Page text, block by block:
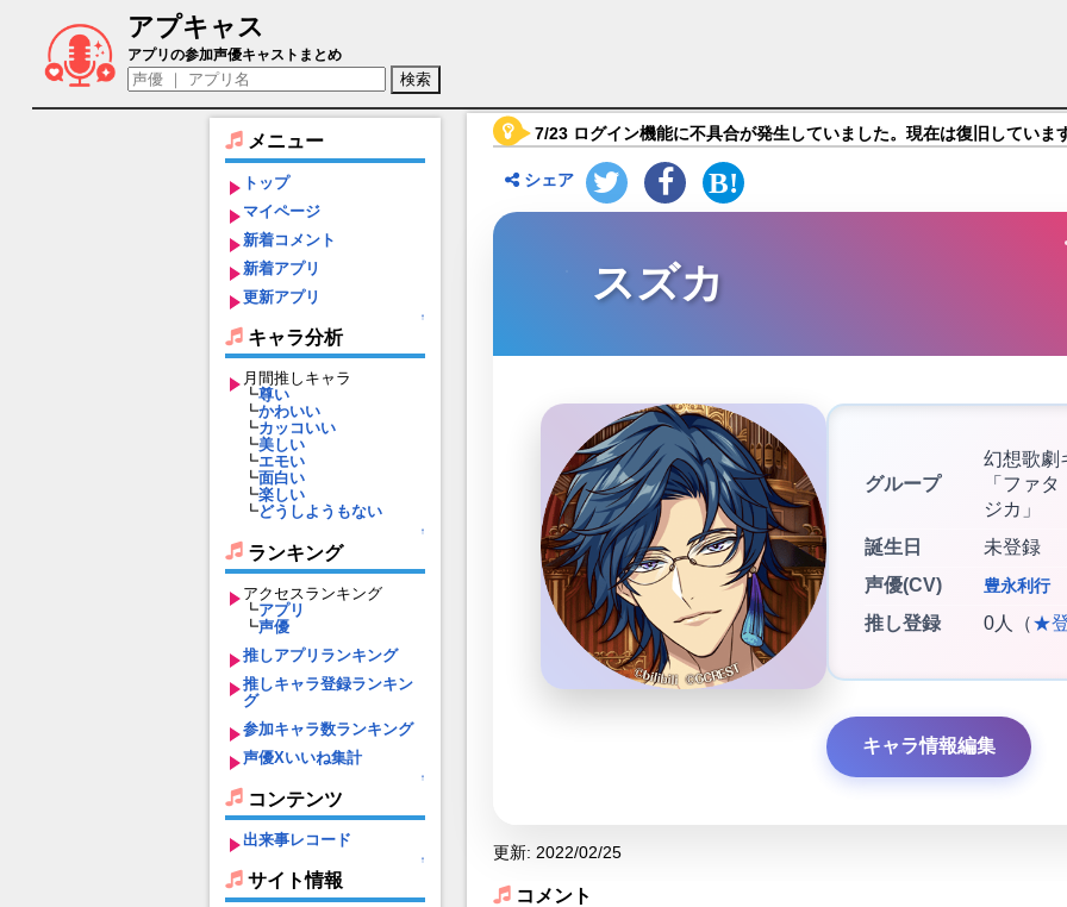
アプキャス
スズカ（声優：豊永利行)【夢職人と忘れじの黒い妖精】キャラ紹介
アプリの参加声優キャストまとめ
メニュー
トップ
マイページ
新着コメント
新着アプリ
更新アプリ
↑
キャラ分析
月間推しキャラ
┗尊い
┗かわいい
┗カッコいい
┗美しい
┗エモい
┗面白い
┗楽しい
┗どうしようもない
↑
ランキング
アクセスランキング
┗アプリ
┗声優
推しアプリランキング
推しキャラ登録ランキン
グ
参加キャラ数ランキング
声優Xいいね集計
↑
コンテンツ
出来事レコード
↑
サイト情報
7/23 ログイン機能に不具合が発生していました。現在は復旧していま
シェア
スズカ
グループ
幻想歌劇
「ファ
ジカ」
誕生日
未登録
声優(CV)
豊永利行
推し登録 0人（★
キャラ情報編集
更新: 2022/02/25
コメント